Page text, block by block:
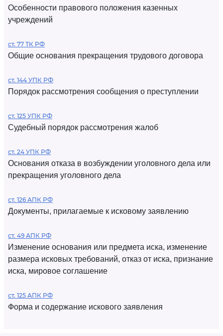
Особенности правового положения казенных
учреждений
ст. 77 ТК РФ
Общие основания прекращения трудового договора
ст. 144 УПК РФ
Порядок рассмотрения сообщения о преступлении
ст. 125 УПК РФ
Судебный порядок рассмотрения жалоб
ст. 24 УПК РФ
Основания отказа в возбуждении уголовного дела или
прекращения уголовного дела
ст. 126 АПК РФ
Документы, прилагаемые к исковому заявлению
ст. 49 АПК РФ
Изменение основания или предмета иска, изменение
размера исковых требований, отказ от иска, признание
иска, мировое соглашение
ст. 125 АПК РФ
Форма и содержание искового заявления